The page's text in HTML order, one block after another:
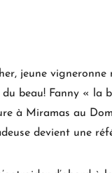
jeune
beau! Fanny « la
à Miramas au
devient une